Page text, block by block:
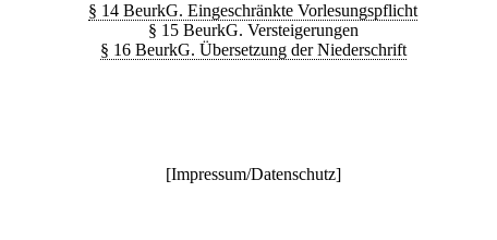
§ 14 BeurkG. Eingeschränkte Vorlesungspflicht
§ 15 BeurkG. Versteigerungen
§ 16 BeurkG. Übersetzung der Niederschrift
[Impressum/Datenschutz]